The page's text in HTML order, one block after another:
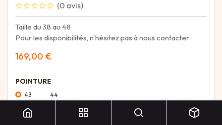
(0 avis)
Taille du 38 au 48
Pour les disponibilités, n'hésitez pas à nous contacter
169,00 €
POINTURE
43 44